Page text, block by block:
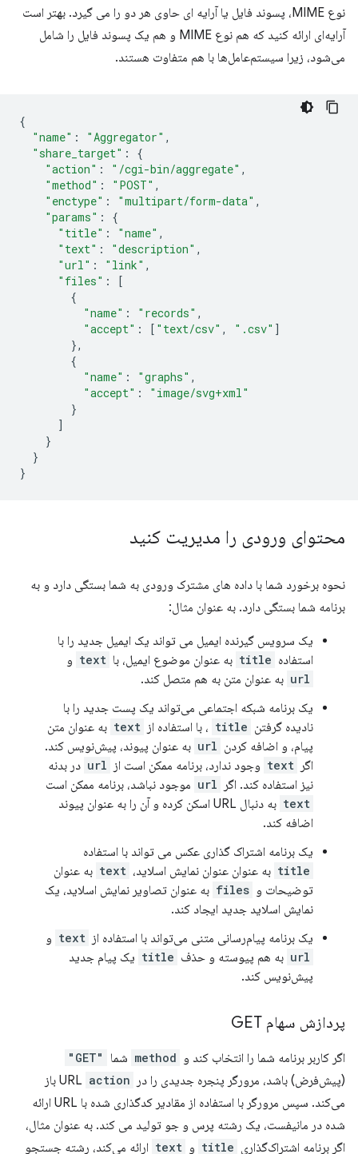
نوع MIME، پسوند فایل یا آرایه ای حاوی هر دو را می گیرد. بهتر است
آرایه‌ای ارائه کنید که هم نوع MIME و هم یک پسوند فایل را شامل
می‌شود، زیرا سیستم‌عامل‌ها با هم متفاوت هستند.
{
"name" : "Aggregator" ,
"share_target" :
{
"action" : "/cgi-bin/aggregate" ,
"method" : "POST" ,
"enctype" : "multipart/form-data" ,
"params" :
{
"title" : "name" ,
"text" : "description" ,
"url" : "link" ,
"files" :
[
{
"name" : "records" ,
"accept" : [ "text/csv" , ".csv" ]
},
{
"name" : "graphs" ,
"accept" :
"image/svg+xml"
}
]
}
}
}
محتوای ورودی را مدیریت کنید
نحوه برخورد شما با داده های مشترک ورودی به شما بستگی دارد و به
برنامه شما بستگی دارد. به عنوان مثال:
یک سرویس گیرنده ایمیل می تواند یک ایمیل جدید را با
استفاده title به عنوان موضوع ایمیل، با text و
url به عنوان متن به هم متصل کند.
یک برنامه شبکه اجتماعی می‌تواند یک پست جدید را با
نادیده گرفتن title ، با استفاده از text به عنوان متن
پیام، و اضافه کردن url به عنوان پیوند، پیش‌نویس کند.
اگر text وجود ندارد، برنامه ممکن است از url در بدنه
نیز استفاده کند. اگر
url موجود نباشد، برنامه ممکن است
text
به دنبال URL اسکن کرده و آن را به عنوان پیوند
اضافه کند.
یک برنامه اشتراک گذاری عکس می تواند با استفاده
title به عنوان عنوان نمایش اسلاید، text به عنوان
توضیحات و files به عنوان تصاویر نمایش اسلاید، یک
نمایش اسلاید جدید ایجاد کند.
یک برنامه پیام‌رسانی متنی می‌تواند با استفاده از text و
url به هم پیوسته و حذف title یک پیام جدید
پیش‌نویس کند.
پردازش سهام GET
اگر کاربر برنامه شما را انتخاب کند و method شما "GET"
(پیش‌فرض) باشد، مرورگر پنجره جدیدی را در URL action
باز
می‌کند. سپس مرورگر با استفاده از مقادیر کدگذاری شده با URL ارائه
شده در مانیفست، یک رشته پرس و جو تولید می کند. به عنوان مثال،
اگر برنامه اشتراک‌گذاری title و text ارائه می‌کند، رشته جستجو